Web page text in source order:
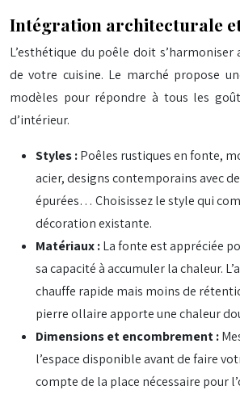
Intégration architecturale
L’esthétique du poêle doit
de votre cuisine. Le marché propose
modèles pour répondre à tous les
d’intérieur.
Styles :Poêles rustiques en fonte,
acier, designs contemporains avec
épurées… Choisissez le style qui
décoration existante.
Matériaux :La fonte est appréciée
sa capacité à accumuler la chaleur.
chauffe rapide mais moins de
pierre ollaire apporte une chaleur
Dimensions et encombrement :
l’espace disponible avant de faire
compte de la place nécessaire pour